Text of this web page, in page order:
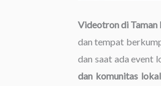
Videotron di Taman
dan tempat
dan saat ada event
dan komunitas lokal